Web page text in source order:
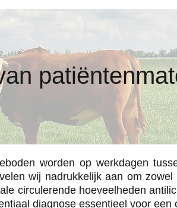
worden op werkdagen
wij nadrukkelijk aan om
circulerende hoeveelheden
diagnose essentieel voor een